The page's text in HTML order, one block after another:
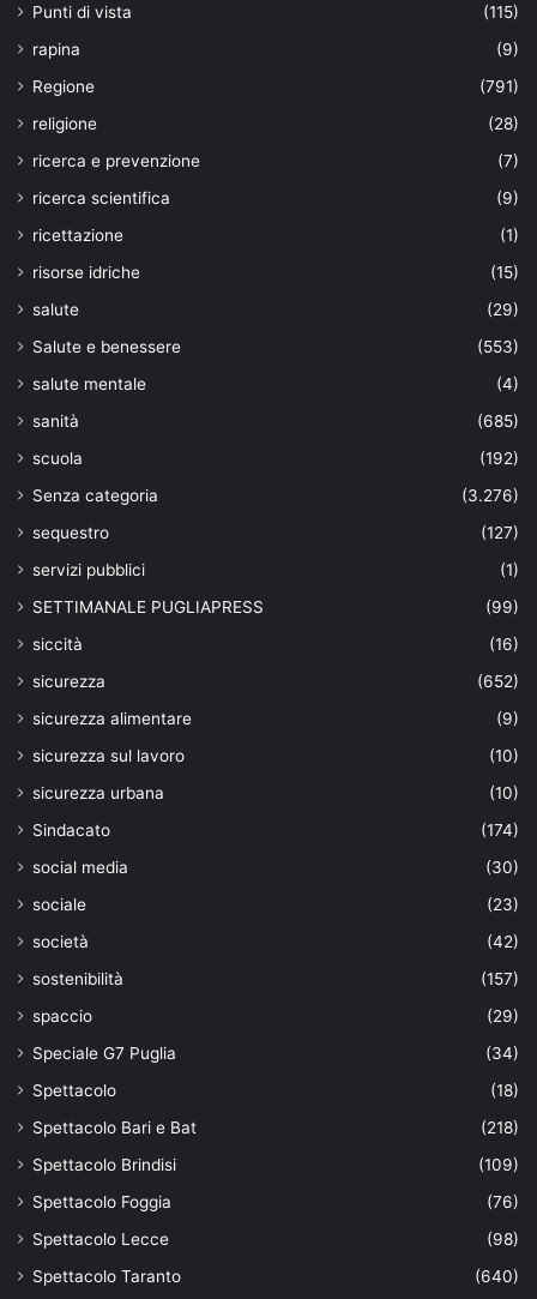
Punti di vista
(115)
rapina
(9)
Regione
(791)
religione
(28)
ricerca e prevenzione
(7)
ricerca scientifica
(9)
ricettazione
(1)
risorse idriche
(15)
salute
(29)
Salute e benessere
(553)
salute mentale
(4)
sanità
(685)
scuola
(192)
Senza categoria
(3.276)
sequestro
(127)
servizi pubblici
(1)
SETTIMANALE PUGLIAPRESS
(99)
siccità
(16)
sicurezza
(652)
sicurezza alimentare
(9)
sicurezza sul lavoro
(10)
sicurezza urbana
(10)
Sindacato
(174)
social media
(30)
sociale
(23)
società
(42)
sostenibilità
(157)
spaccio
(29)
Speciale G7 Puglia
(34)
Spettacolo
(18)
Spettacolo Bari e Bat
(218)
Spettacolo Brindisi
(109)
Spettacolo Foggia
(76)
Spettacolo Lecce
(98)
Spettacolo Taranto
(640)